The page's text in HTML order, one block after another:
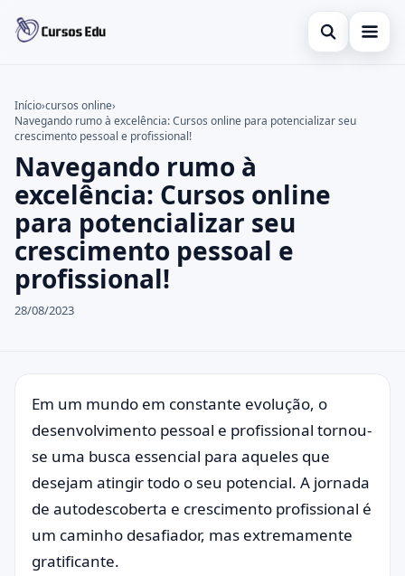
Abrir busca
Inglês
Idiomas
espanhol
Buscar no site
Buscar por:
Pressione Enter para buscar ou ESC para fechar.
Início›cursos online›
Navegando rumo à excelência: Cursos online para potencializar seu
crescimento pessoal e profissional!
Navegando rumo à
excelência: Cursos online
para potencializar seu
crescimento pessoal e
profissional!
28/08/2023
Em um mundo em constante evolução, o
desenvolvimento pessoal e profissional tornou-
se uma busca essencial para aqueles que
desejam atingir todo o seu potencial. A jornada
de autodescoberta e crescimento profissional é
um caminho desafiador, mas extremamente
gratificante.